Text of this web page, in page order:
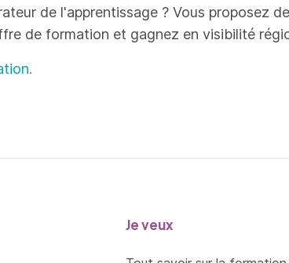
de l'apprentissage ? Vous proposez
de formation et gagnez en visibilité
Je veux